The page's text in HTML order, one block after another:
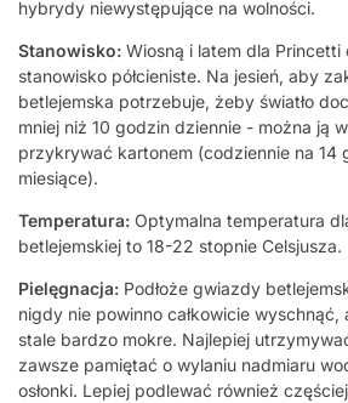
hybrydy niewystępujące na wolności.
Stanowisko: Wiosną i latem dla
stanowisko półcieniste. Na jesień, aby
betlejemska potrzebuje, żeby światło
mniej niż 10 godzin dziennie - można ją
przykrywać kartonem (codziennie na 14
miesiące).
Temperatura: Optymalna temperatura
betlejemskiej to 18-22 stopnie Celsjusza.
Pielęgnacja: Podłoże gwiazdy
nigdy nie powinno całkowicie
stale bardzo mokre. Najlepiej
zawsze pamiętać o wylaniu nadmiaru
osłonki. Lepiej podlewać również